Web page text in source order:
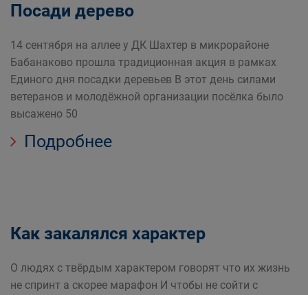
Посади дерево
14 сентября на аллее у ДК Шахтер в микрорайоне
Бабанаково прошла традиционная акция в рамках
Единого дня посадки деревьев В этот день силами
ветеранов и молодёжной организации посёлка было
высажено 50
Подробнее
Как закалялся характер
О людях с твёрдым характером говорят что их жизнь
не спринт а скорее марафон И чтобы не сойти с